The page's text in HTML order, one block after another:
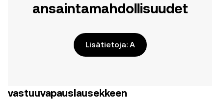
ansaintamahdollisuudet
Lisätietoja: A
vastuuvapauslausekkeen